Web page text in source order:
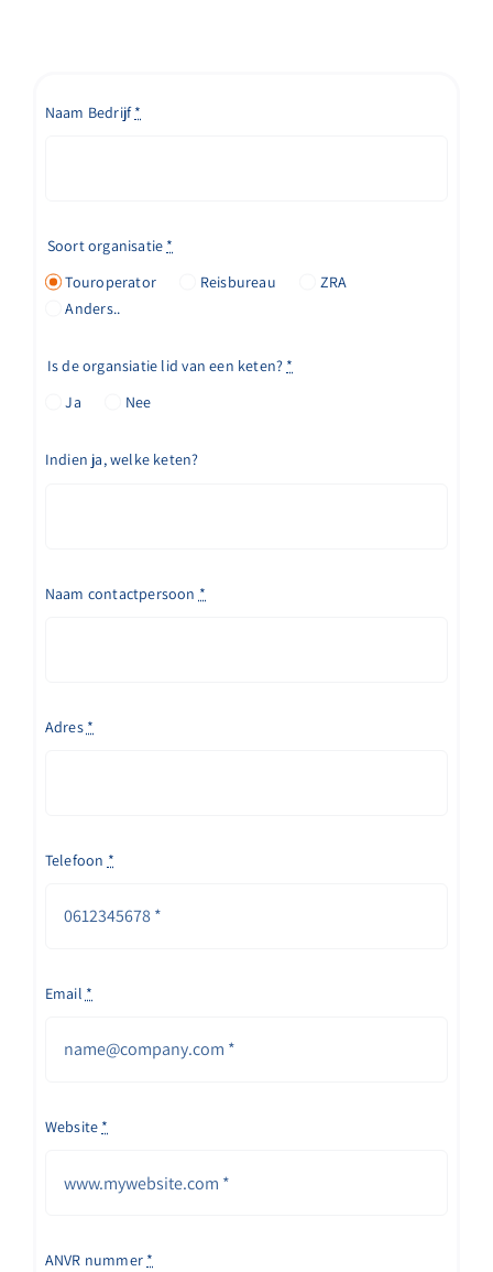
Naam Bedrijf*
Soort organisatie *
Touroperator
Reisbureau
ZRA
Anders..
Is de organsiatie lid van een keten? *
Ja
Nee
Indien ja, welke keten?
Naam contactpersoon *
Adres *
Telefoon *
Email *
Website *
ANVR nummer *